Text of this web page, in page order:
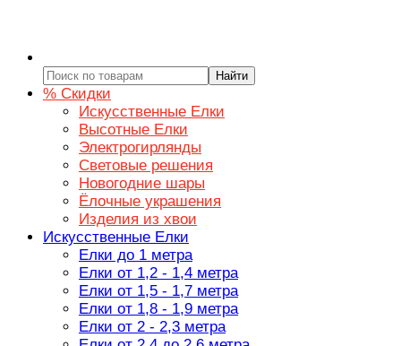
Найти
% Скидки
Искусственные Елки
Высотные Елки
Электрогирлянды
Световые решения
Новогодние шары
Ёлочные украшения
Изделия из хвои
Искусственные Елки
Елки до 1 метра
Елки от 1,2 - 1,4 метра
Елки от 1,5 - 1,7 метра
Елки от 1,8 - 1,9 метра
Елки от 2 - 2,3 метра